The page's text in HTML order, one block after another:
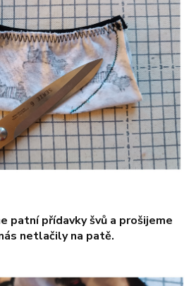
patní přídavky švů a prošijeme
netlačily na patě.